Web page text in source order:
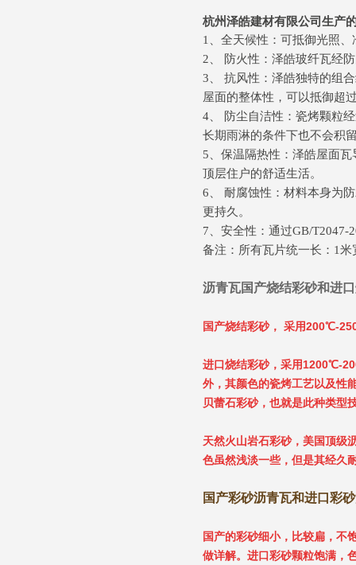
杭州泽皓建材有限公司生产
1、全天候性：可抵御光照
2、 防火性：泽皓玻纤瓦经
3、 抗风性：泽皓独特的组
屋面的整体性，可以抵御超
4、 防尘自洁性：瓷烤颗粒
长期雨淋的条件下也不会积
5、保温隔热性：泽皓屋面
顶层住户的舒适生活。
6、 耐腐蚀性：材料本身为
更持久。
7、安全性：通过GB/T2047-
备注：所有瓦片统一长：1米
沥青瓦国产烧结彩砂和进
国产烧结彩砂， 采用200℃-
进口烧结彩砂，采用1200℃-
外，其颜色的瓷烤工艺以及性
贝蕾石彩砂，也就是此种类型
天然火山岩石彩砂，美国顶级
色虽然浅淡一些，但是其经久
国产彩砂沥青瓦和进口彩
国产的彩砂细小，比较扁，不
做详解。进口彩砂颗粒饱满，